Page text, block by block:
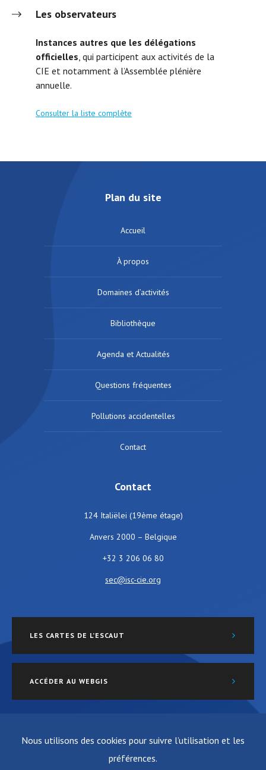
Les observateurs
Instances autres que les délégations
officielles, qui participent aux activités de la
CIE et notamment à l’Assemblée plénière
annuelle.
Consulter la liste complète
Plan du site
Accueil
À propos
Domaines d’activités
Bibliothèque
Agenda et Actualités
Questions fréquentes
Pollutions accidentelles
Contact
Contact
124 Italiëlei (19ème étage)
Anvers 2000 – Belgique
+32 3 206 06 80
sec@isc-cie.org
LES CARTES DE L’ESCAUT
ACCÉDER AU WEBGIS
Site créé par ALIVE & K
Nous utilisons des cookies pour suivre l’utilisation et les
préférences.